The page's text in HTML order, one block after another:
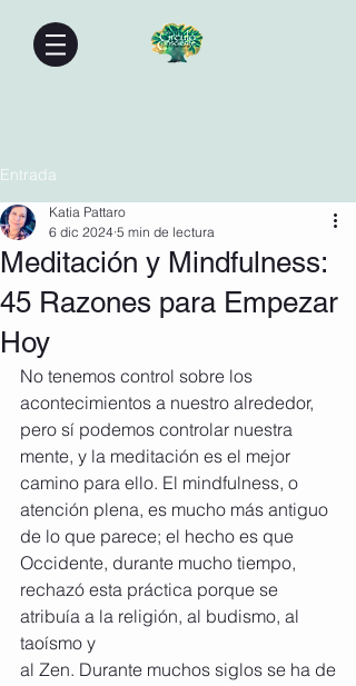
Entrada
Meditación y Mindfulness:
45 Razones para Empezar
Hoy
Katia Pattaro
6 dic 2024 5 min de lectura
No tenemos control sobre los
acontecimientos a nuestro alrededor,
pero sí podemos controlar nuestra
mente, y la meditación es el mejor
camino para ello. El mindfulness, o
atención plena, es mucho más antiguo
de lo que parece; el hecho es que
Occidente, durante mucho tiempo,
rechazó esta práctica porque se
atribuía a la religión, al budismo, al
taoísmo y
al Zen. Durante muchos siglos se ha de